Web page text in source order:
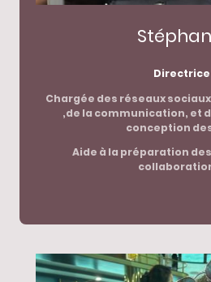
Directrice
Chargée des réseaux
,de la communication, et
conception
Aide à la préparation